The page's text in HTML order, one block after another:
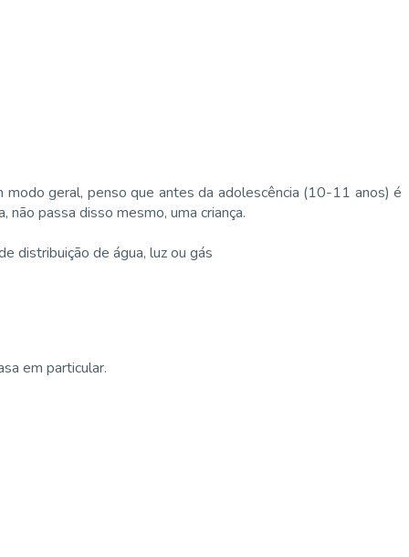
geral, penso que antes da adolescência (10-11 anos) é
passa disso mesmo, uma criança.
distribuição de água, luz ou gás
em particular.